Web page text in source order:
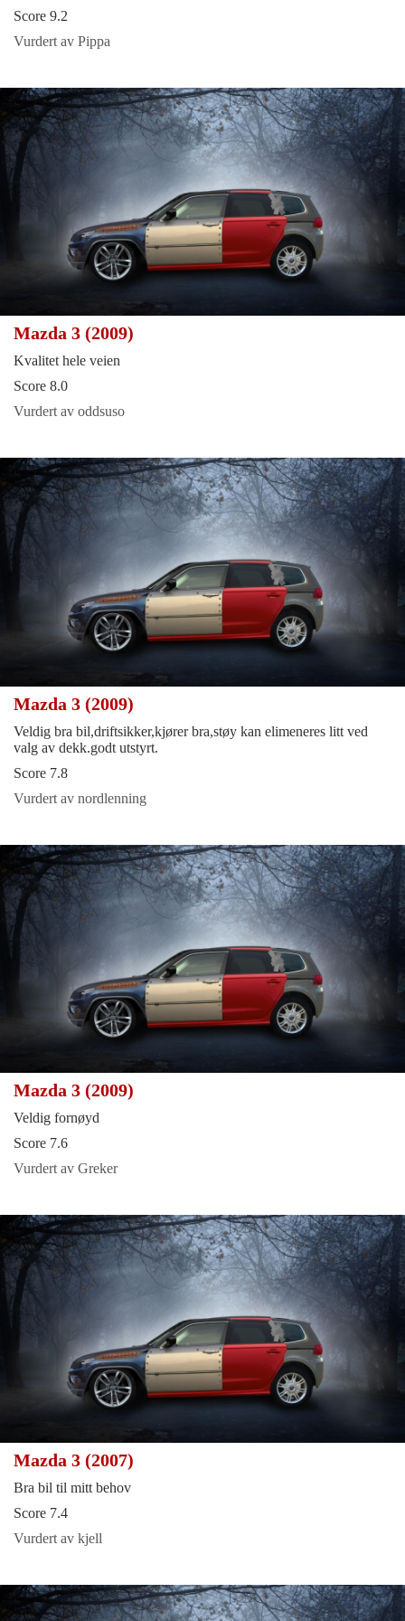
Score 9.2
Vurdert av Pippa
Mazda 3 (2009)
Kvalitet hele veien
Score 8.0
Vurdert av oddsuso
Mazda 3 (2009)
Veldig bra bil,driftsikker,kjører bra,støy kan elimeneres litt ved
valg av dekk.godt utstyrt.
Score 7.8
Vurdert av nordlenning
Mazda 3 (2009)
Veldig fornøyd
Score 7.6
Vurdert av Greker
Mazda 3 (2007)
Bra bil til mitt behov
Score 7.4
Vurdert av kjell